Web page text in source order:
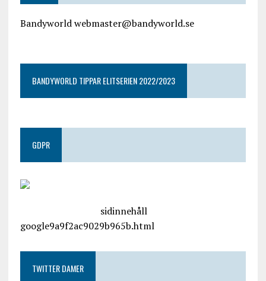
Bandyworld webmaster@bandyworld.se
BANDYWORLD TIPPAR ELITSERIEN 2022/2023
GDPR
sidinnehåll
google9a9f2ac9029b965b.html
TWITTER DAMER